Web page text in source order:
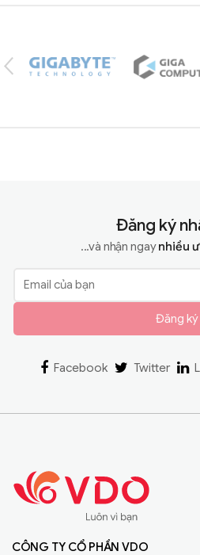
Đăng ký
...và nhận ngaynhiều
Đăng ký
Facebook Twitter
CÔNG TY CỔ PHẦN VDO